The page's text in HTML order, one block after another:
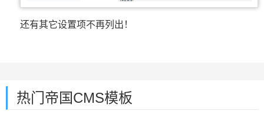
还有其它设置项不再列出！
热门帝国CMS模板